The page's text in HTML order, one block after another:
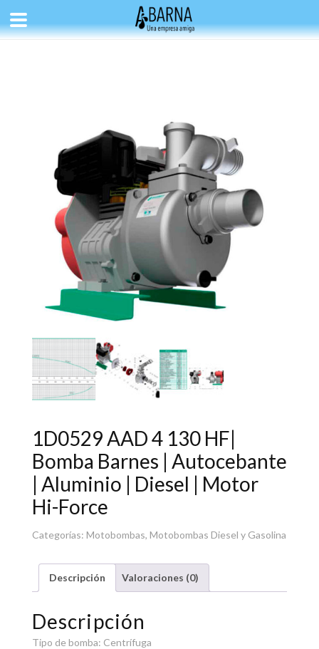
1D0529 AAD 4 130 HF|
Bomba Barnes | Autocebante
| Aluminio | Diesel | Motor
Hi-Force
Categorías: Motobombas, Motobombas Diesel y Gasolina
Descripción Valoraciones (0)
Descripción
Tipo de bomba: Centrífuga